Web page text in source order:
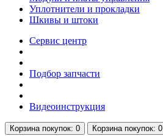
Уплотнители и прокладки
Шкивы и штоки
Сервис центр
Подбор запчасти
Видеоинструкция
Корзинапокупок: 0 Корзинапокупок: 0